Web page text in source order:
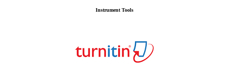
Instrument Tools